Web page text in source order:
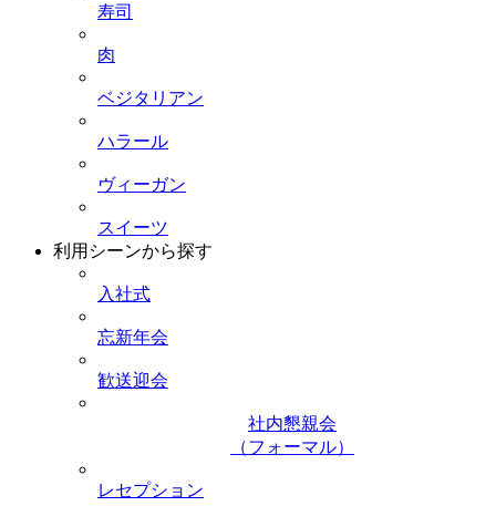
寿司
肉
ベジタリアン
ハラール
ヴィーガン
スイーツ
利用シーンから探す
入社式
忘新年会
歓送迎会
社内懇親会
（フォーマル）
レセプション